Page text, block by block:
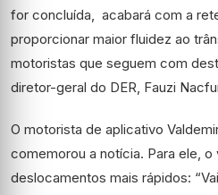
for concluída, acabará com a
proporcionar maior fluidez ao
motoristas que seguem com
diretor-geral do DER, Fauzi
O motorista de aplicativo
comemorou a notícia. Para ele, o
deslocamentos mais rápidos: